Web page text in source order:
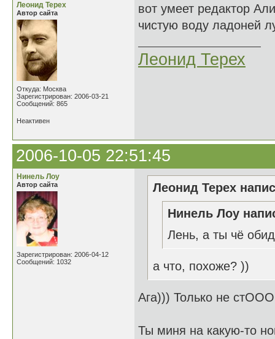
Леонид Терех
Автор сайта
Откуда: Москва
Зарегистрирован: 2006-03-21
Сообщений: 865
вот умеет редактор
чистую воду ладоней
Леонид Терех
Неактивен
2006-10-05 22:51:45
Нинель Лоу
Автор сайта
Зарегистрирован: 2006-04-12
Сообщений: 1032
Леонид Терех
Нинель Лоу
Лень, а ты чё
а что, похоже? ))
Ага))) Только не
Ты миня на какую-то